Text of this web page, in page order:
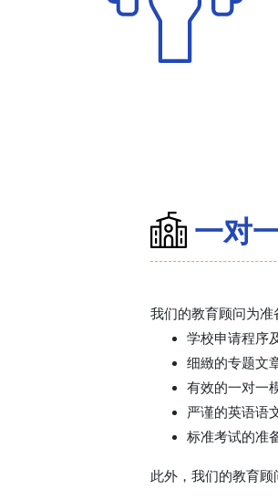
一对
我们的教育顾问为准
学校申请程序
细緻的专题文
有效的一对一
严谨的英语语
标准考试的准
此外，我们的教育顾